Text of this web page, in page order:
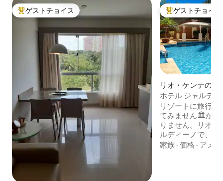
大好評のゲストチョイスです。
ゲストチョイス 大好評のゲスト
ゲストチョイス
リオ・ケンテのマ
ン・アパート
ホテル ジャルデ
で徒歩5分
リゾートに旅行
てみません🏛️か？
りません。リオ
ルディーノで、こ
さい！ ホットパークとダウンタウンまで
家族 ·価格 · アメ